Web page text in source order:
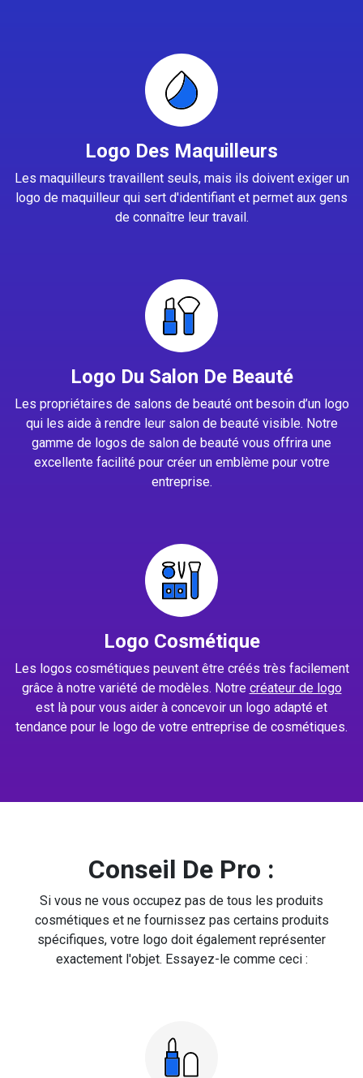
Logo Des Maquilleurs
Les maquilleurs travaillent seuls, mais ils doivent exiger un
logo de maquilleur qui sert d'identifiant et permet aux gens
de connaître leur travail.
Logo Du Salon De Beauté
Les propriétaires de salons de beauté ont besoin d’un logo
qui les aide à rendre leur salon de beauté visible. Notre
gamme de logos de salon de beauté vous offrira une
excellente facilité pour créer un emblème pour votre
entreprise.
Logo Cosmétique
Les logos cosmétiques peuvent être créés très facilement
grâce à notre variété de modèles. Notre créateur de logo
est là pour vous aider à concevoir un logo adapté et
tendance pour le logo de votre entreprise de cosmétiques.
Conseil De Pro :
Si vous ne vous occupez pas de tous les produits
cosmétiques et ne fournissez pas certains produits
spécifiques, votre logo doit également représenter
exactement l'objet. Essayez-le comme ceci :